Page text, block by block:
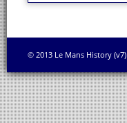
© 2013 Le Mans History (v7)